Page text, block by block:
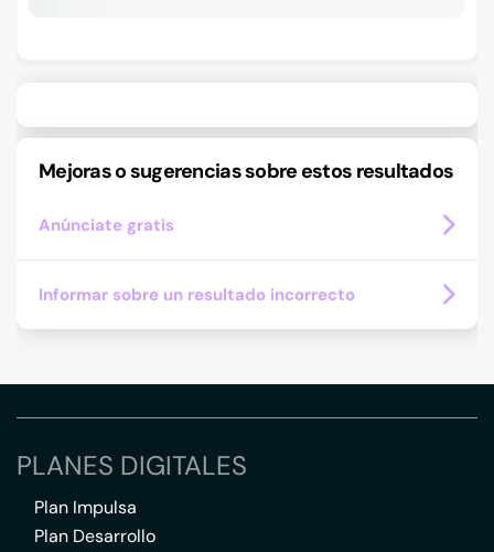
Mejoras o sugerencias sobre estos resultados
Anúnciate gratis
Informar sobre un resultado incorrecto
PLANES DIGITALES
Plan Impulsa
Plan Desarrollo